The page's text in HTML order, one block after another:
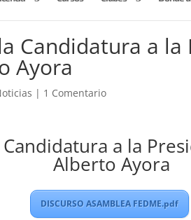
Candidatura a la
Ayora
| 1 Comentario
a la
Alberto Ayora
DISCURSO ASAMBLEA FEDME.pdf